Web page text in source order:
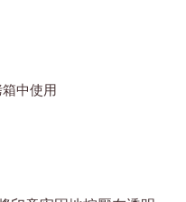
中使用